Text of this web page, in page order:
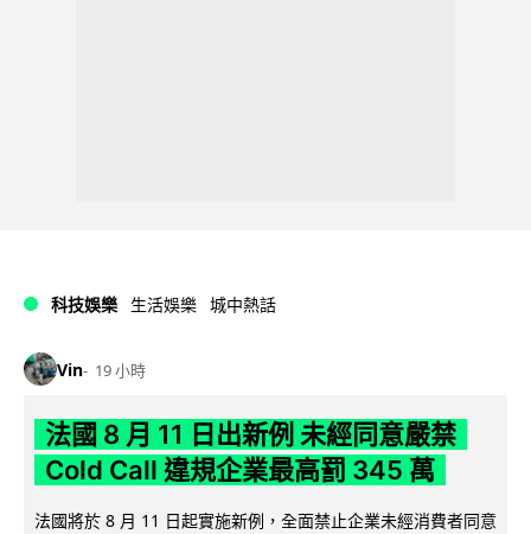
科技娛樂 生活娛樂 城中熱話
Vin 19 小時
法國 8 月 11 日出新例 未經同意嚴禁
Cold Call 違規企業最高罰 345 萬
法國將於 8 月 11 日起實施新例，全面禁止企業未經消費者同意